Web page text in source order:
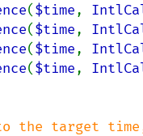
($time,
($time,
($time,
($time,
the target